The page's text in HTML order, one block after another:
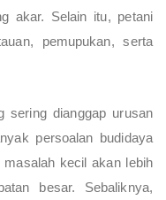
akar. Selain itu, petani
pemupukan, serta
sering dianggap urusan
persoalan budidaya
kecil akan lebih
besar. Sebaliknya,